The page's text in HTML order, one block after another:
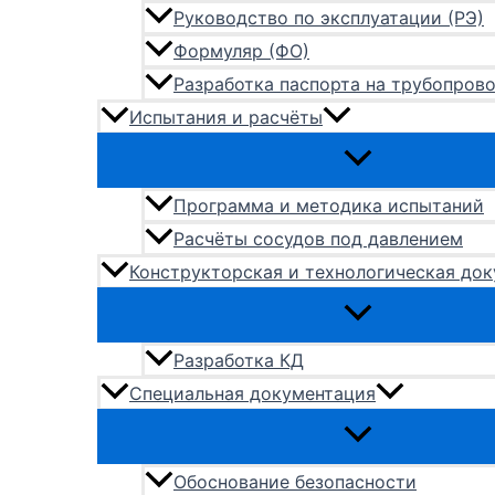
Руководство по эксплуатации (РЭ)
Формуляр (ФО)
Разработка паспорта на
Испытания и расчёты
Программа и методика испытаний
Расчёты сосудов под давлением
Конструкторская и технологическая
Разработка КД
Специальная документация
Обоснование безопасности